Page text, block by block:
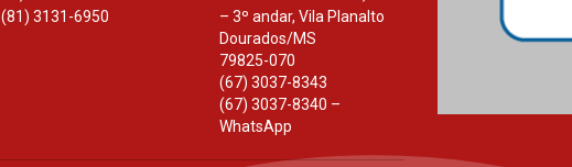
(81) 3131-6950
– 3º andar, Vila Planalto
Dourados/MS
79825-070
(67) 3037-8343
(67) 3037-8340 –
WhatsApp